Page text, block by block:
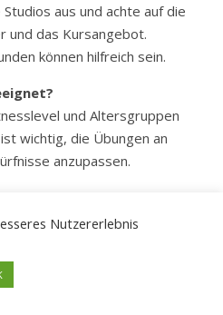
aus und achte auf die
und das Kursangebot.
können hilfreich sein.
und Altersgruppen
wichtig, die Übungen an
anzupassen.
schnell erfolgen,
und deinen Zielen.
zu spürbaren
Nutzererlebnis